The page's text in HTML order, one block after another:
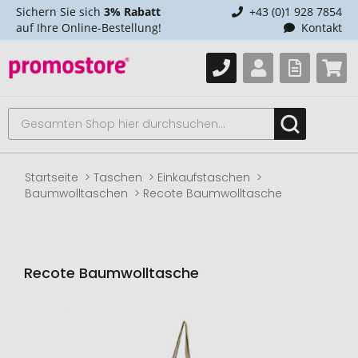
Sichern Sie sich 3% Rabatt
auf Ihre Online-Bestellung!
+43 (0)1 928 7854
Kontakt
Startseite Taschen
Einkaufstaschen
Baumwolltaschen
Recote Baumwolltasche
Recote Baumwolltasche